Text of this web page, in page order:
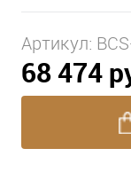
Артикул:
68 474